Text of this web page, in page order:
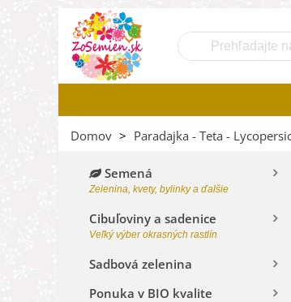
Domov > Paradajka - Teta -
Semená
Zelenina, kvety, bylinky a ďalšie
Cibuľoviny a sadenice
Veľký výber okrasných rastlín
Sadbová zelenina
Ponuka v BIO kvalite